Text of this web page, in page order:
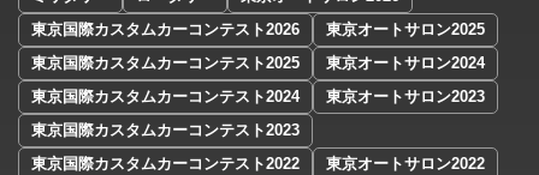
東京国際カスタムカーコンテスト2026
東京オートサロン2025
東京国際カスタムカーコンテスト2025
東京オートサロン2024
東京国際カスタムカーコンテスト2024
東京オートサロン2023
東京国際カスタムカーコンテスト2023
東京国際カスタムカーコンテスト2022
東京オートサロン2022